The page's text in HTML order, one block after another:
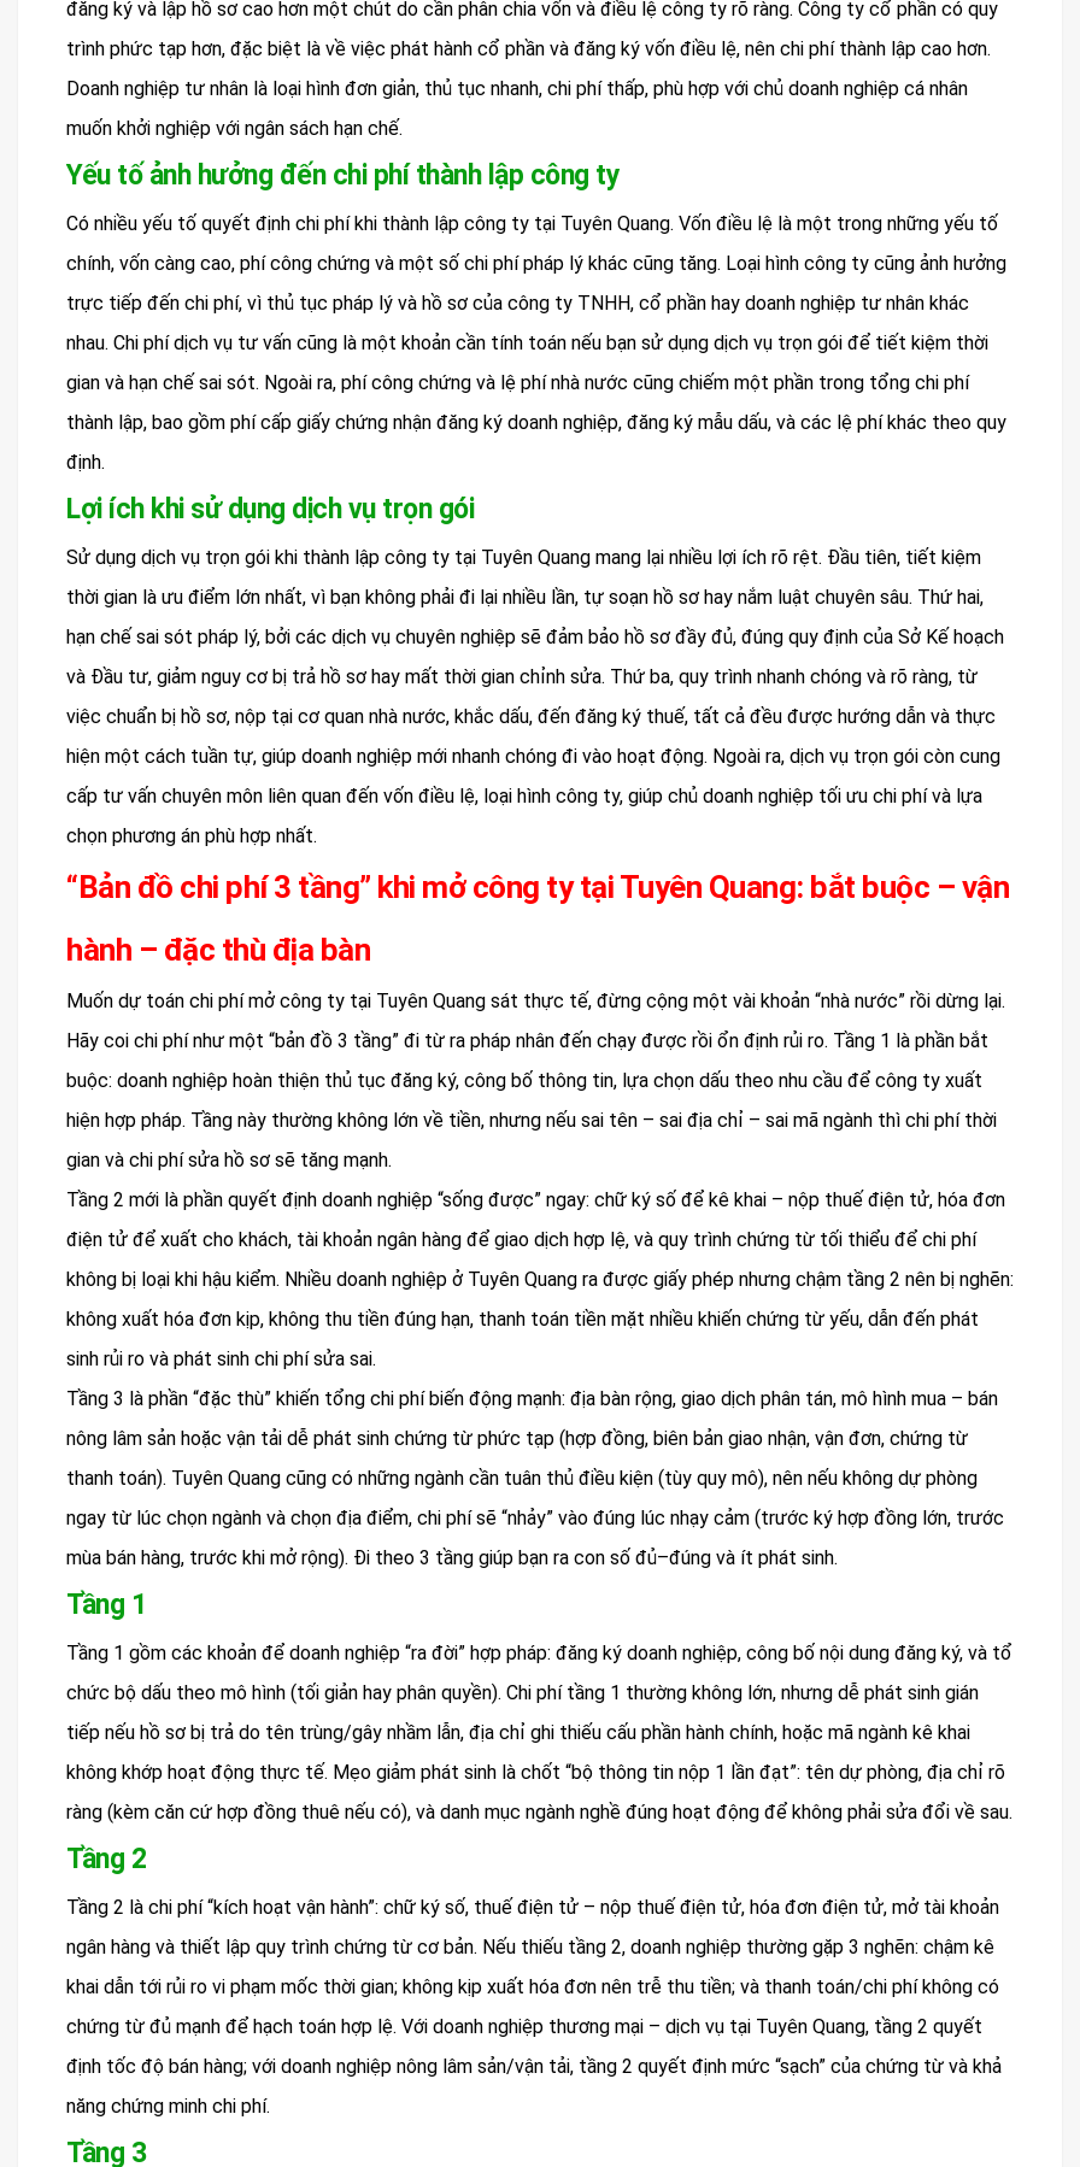
đăng ký và lập hồ sơ cao hơn một chút do cần phân chia vốn và điều lệ công ty rõ ràng. Công ty cổ phần có quy
trình phức tạp hơn, đặc biệt là về việc phát hành cổ phần và đăng ký vốn điều lệ, nên chi phí thành lập cao hơn.
Doanh nghiệp tư nhân là loại hình đơn giản, thủ tục nhanh, chi phí thấp, phù hợp với chủ doanh nghiệp cá nhân
muốn khởi nghiệp với ngân sách hạn chế.
Yếu tố ảnh hưởng đến chi phí thành lập công ty
Có nhiều yếu tố quyết định chi phí khi thành lập công ty tại Tuyên Quang. Vốn điều lệ là một trong những yếu tố
chính, vốn càng cao, phí công chứng và một số chi phí pháp lý khác cũng tăng. Loại hình công ty cũng ảnh hưởng
trực tiếp đến chi phí, vì thủ tục pháp lý và hồ sơ của công ty TNHH, cổ phần hay doanh nghiệp tư nhân khác
nhau. Chi phí dịch vụ tư vấn cũng là một khoản cần tính toán nếu bạn sử dụng dịch vụ trọn gói để tiết kiệm thời
gian và hạn chế sai sót. Ngoài ra, phí công chứng và lệ phí nhà nước cũng chiếm một phần trong tổng chi phí
thành lập, bao gồm phí cấp giấy chứng nhận đăng ký doanh nghiệp, đăng ký mẫu dấu, và các lệ phí khác theo quy
định.
Lợi ích khi sử dụng dịch vụ trọn gói
Sử dụng dịch vụ trọn gói khi thành lập công ty tại Tuyên Quang mang lại nhiều lợi ích rõ rệt. Đầu tiên, tiết kiệm
thời gian là ưu điểm lớn nhất, vì bạn không phải đi lại nhiều lần, tự soạn hồ sơ hay nắm luật chuyên sâu. Thứ hai,
hạn chế sai sót pháp lý, bởi các dịch vụ chuyên nghiệp sẽ đảm bảo hồ sơ đầy đủ, đúng quy định của Sở Kế hoạch
và Đầu tư, giảm nguy cơ bị trả hồ sơ hay mất thời gian chỉnh sửa. Thứ ba, quy trình nhanh chóng và rõ ràng, từ
việc chuẩn bị hồ sơ, nộp tại cơ quan nhà nước, khắc dấu, đến đăng ký thuế, tất cả đều được hướng dẫn và thực
hiện một cách tuần tự, giúp doanh nghiệp mới nhanh chóng đi vào hoạt động. Ngoài ra, dịch vụ trọn gói còn cung
cấp tư vấn chuyên môn liên quan đến vốn điều lệ, loại hình công ty, giúp chủ doanh nghiệp tối ưu chi phí và lựa
chọn phương án phù hợp nhất.
“Bản đồ chi phí 3 tầng” khi mở công ty tại Tuyên Quang: bắt buộc – vận
hành – đặc thù địa bàn
Muốn dự toán chi phí mở công ty tại Tuyên Quang sát thực tế, đừng cộng một vài khoản “nhà nước” rồi dừng lại.
Hãy coi chi phí như một “bản đồ 3 tầng” đi từ ra pháp nhân đến chạy được rồi ổn định rủi ro. Tầng 1 là phần bắt
buộc: doanh nghiệp hoàn thiện thủ tục đăng ký, công bố thông tin, lựa chọn dấu theo nhu cầu để công ty xuất
hiện hợp pháp. Tầng này thường không lớn về tiền, nhưng nếu sai tên – sai địa chỉ – sai mã ngành thì chi phí thời
gian và chi phí sửa hồ sơ sẽ tăng mạnh.
Tầng 2 mới là phần quyết định doanh nghiệp “sống được” ngay: chữ ký số để kê khai – nộp thuế điện tử, hóa đơn
điện tử để xuất cho khách, tài khoản ngân hàng để giao dịch hợp lệ, và quy trình chứng từ tối thiểu để chi phí
không bị loại khi hậu kiểm. Nhiều doanh nghiệp ở Tuyên Quang ra được giấy phép nhưng chậm tầng 2 nên bị nghẽn:
không xuất hóa đơn kịp, không thu tiền đúng hạn, thanh toán tiền mặt nhiều khiến chứng từ yếu, dẫn đến phát
sinh rủi ro và phát sinh chi phí sửa sai.
Tầng 3 là phần “đặc thù” khiến tổng chi phí biến động mạnh: địa bàn rộng, giao dịch phân tán, mô hình mua – bán
nông lâm sản hoặc vận tải dễ phát sinh chứng từ phức tạp (hợp đồng, biên bản giao nhận, vận đơn, chứng từ
thanh toán). Tuyên Quang cũng có những ngành cần tuân thủ điều kiện (tùy quy mô), nên nếu không dự phòng
ngay từ lúc chọn ngành và chọn địa điểm, chi phí sẽ “nhảy” vào đúng lúc nhạy cảm (trước ký hợp đồng lớn, trước
mùa bán hàng, trước khi mở rộng). Đi theo 3 tầng giúp bạn ra con số đủ–đúng và ít phát sinh.
Tầng 1
Tầng 1 gồm các khoản để doanh nghiệp “ra đời” hợp pháp: đăng ký doanh nghiệp, công bố nội dung đăng ký, và tổ
chức bộ dấu theo mô hình (tối giản hay phân quyền). Chi phí tầng 1 thường không lớn, nhưng dễ phát sinh gián
tiếp nếu hồ sơ bị trả do tên trùng/gây nhầm lẫn, địa chỉ ghi thiếu cấu phần hành chính, hoặc mã ngành kê khai
không khớp hoạt động thực tế. Mẹo giảm phát sinh là chốt “bộ thông tin nộp 1 lần đạt”: tên dự phòng, địa chỉ rõ
ràng (kèm căn cứ hợp đồng thuê nếu có), và danh mục ngành nghề đúng hoạt động để không phải sửa đổi về sau.
Tầng 2
Tầng 2 là chi phí “kích hoạt vận hành”: chữ ký số, thuế điện tử – nộp thuế điện tử, hóa đơn điện tử, mở tài khoản
ngân hàng và thiết lập quy trình chứng từ cơ bản. Nếu thiếu tầng 2, doanh nghiệp thường gặp 3 nghẽn: chậm kê
khai dẫn tới rủi ro vi phạm mốc thời gian; không kịp xuất hóa đơn nên trễ thu tiền; và thanh toán/chi phí không có
chứng từ đủ mạnh để hạch toán hợp lệ. Với doanh nghiệp thương mại – dịch vụ tại Tuyên Quang, tầng 2 quyết
định tốc độ bán hàng; với doanh nghiệp nông lâm sản/vận tải, tầng 2 quyết định mức “sạch” của chứng từ và khả
năng chứng minh chi phí.
Tầng 3